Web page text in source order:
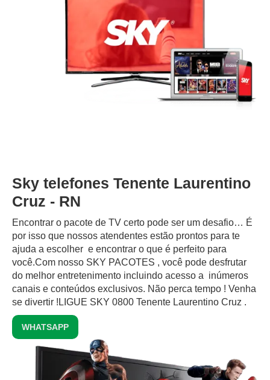
Sky telefones Tenente Laurentino
Cruz - RN
Encontrar o pacote de TV certo pode ser um desafio… É
por isso que nossos atendentes estão prontos para te
ajuda a escolher e encontrar o que é perfeito para
você.Com nosso SKY PACOTES , você pode desfrutar
do melhor entretenimento incluindo acesso a inúmeros
canais e conteúdos exclusivos.‍ Não perca tempo ! Venha
se divertir !LIGUE SKY 0800 Tenente Laurentino Cruz .
WHATSAPP